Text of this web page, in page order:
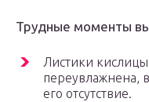
Трудные моменты
Листики
переувлажнена,
его отсутствие.